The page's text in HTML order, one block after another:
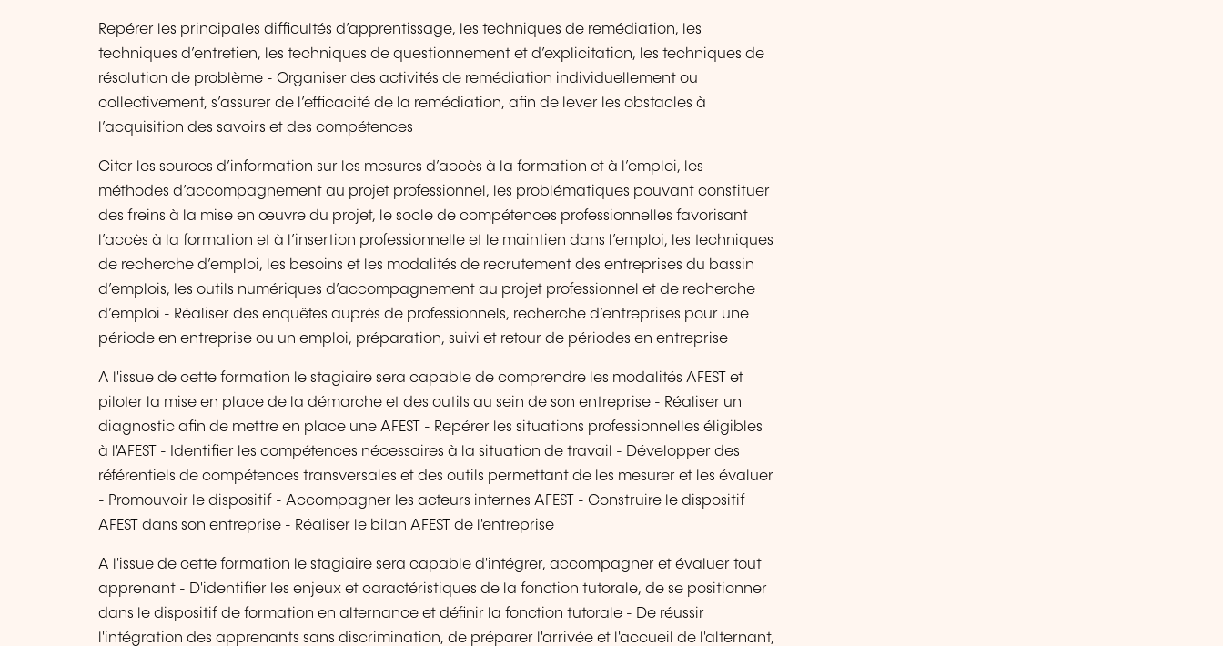
Repérer les principales difficultés d’apprentissage, les techniques de remédiation, les
techniques d’entretien, les techniques de questionnement et d’explicitation, les techniques de
résolution de problème - Organiser des activités de remédiation individuellement ou
collectivement, s’assurer de l’efficacité de la remédiation, afin de lever les obstacles à
l’acquisition des savoirs et des compétences
Citer les sources d’information sur les mesures d’accès à la formation et à l’emploi, les
méthodes d’accompagnement au projet professionnel, les problématiques pouvant constituer
des freins à la mise en œuvre du projet, le socle de compétences professionnelles favorisant
l’accès à la formation et à l’insertion professionnelle et le maintien dans l’emploi, les techniques
de recherche d’emploi, les besoins et les modalités de recrutement des entreprises du bassin
d’emplois, les outils numériques d’accompagnement au projet professionnel et de recherche
d’emploi - Réaliser des enquêtes auprès de professionnels, recherche d’entreprises pour une
période en entreprise ou un emploi, préparation, suivi et retour de périodes en entreprise
A l'issue de cette formation le stagiaire sera capable de comprendre les modalités AFEST et
piloter la mise en place de la démarche et des outils au sein de son entreprise - Réaliser un
diagnostic afin de mettre en place une AFEST - Repérer les situations professionnelles éligibles
à l'AFEST - Identifier les compétences nécessaires à la situation de travail - Développer des
référentiels de compétences transversales et des outils permettant de les mesurer et les évaluer
- Promouvoir le dispositif - Accompagner les acteurs internes AFEST - Construire le dispositif
AFEST dans son entreprise - Réaliser le bilan AFEST de l'entreprise
A l'issue de cette formation le stagiaire sera capable d'intégrer, accompagner et évaluer tout
apprenant - D'identifier les enjeux et caractéristiques de la fonction tutorale, de se positionner
dans le dispositif de formation en alternance et définir la fonction tutorale - De réussir
l'intégration des apprenants sans discrimination, de préparer l'arrivée et l'accueil de l'alternant,